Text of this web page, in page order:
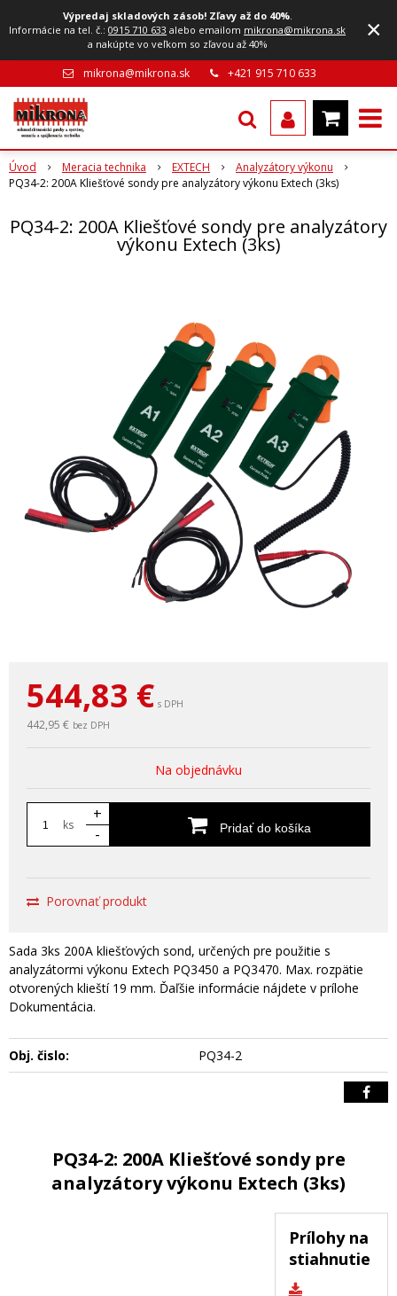
Výpredaj skladových zásob! Zľavy až do 40%.
Informácie na tel. č.:0915 710 633 alebo emailom mikrona@mikrona.sk
a nakúpte vo veľkom so zľavou až 40%
×
mikrona@mikrona.sk +421 915 710 633
Úvod Meracia technika EXTECH
Analyzátory výkonu
PQ34-2: 200A Kliešťové sondy pre analyzátory výkonu Extech (3ks)
PQ34-2: 200A Kliešťové sondy pre analyzátory
výkonu Extech (3ks)
544,83 € s DPH
442,95 € bez DPH
Na objednávku
ks
+
-
Pridať do košíka
Porovnať produkt
Sada 3ks 200A kliešťových sond, určených pre použitie s
analyzátormi výkonu Extech PQ3450 a PQ3470. Max. rozpätie
otvorených klieští 19 mm. Ďaľšie informácie nájdete v prílohe
Dokumentácia.
Obj. čislo: PQ34-2
PQ34-2: 200A Kliešťové sondy pre
analyzátory výkonu Extech (3ks)
Prílohy na
stiahnutie